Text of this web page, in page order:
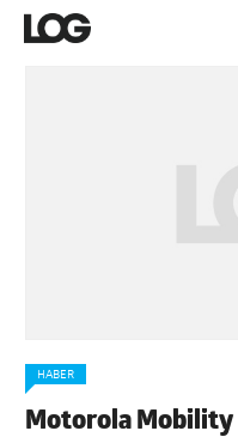
HABER
Motorola Mobility